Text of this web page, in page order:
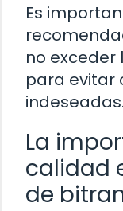
Es
no
para evitar
indeseadas.
La
calidad
de